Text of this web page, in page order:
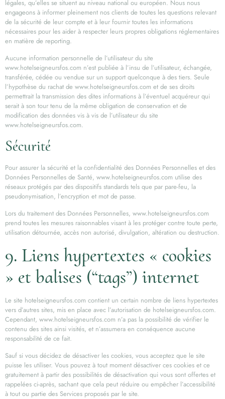
légales, qu’elles se situent au niveau national ou européen. Nous nous
engageons à informer pleinement nos clients de toutes les questions relevant
de la sécurité de leur compte et à leur fournir toutes les informations
nécessaires pour les aider à respecter leurs propres obligations réglementaires
en matière de reporting.
Aucune information personnelle de l’utilisateur du site
www.hotelseigneursfos.com n’est publiée à l’insu de l’utilisateur, échangée,
transférée, cédée ou vendue sur un support quelconque à des tiers. Seule
l’hypothèse du rachat de www.hotelseigneursfos.com et de ses droits
permettrait la transmission des dites informations à l’éventuel acquéreur qui
serait à son tour tenu de la même obligation de conservation et de
modification des données vis à vis de l’utilisateur du site
www.hotelseigneursfos.com.
Sécurité
Pour assurer la sécurité et la confidentialité des Données Personnelles et des
Données Personnelles de Santé, www.hotelseigneursfos.com utilise des
réseaux protégés par des dispositifs standards tels que par pare-feu, la
pseudonymisation, l’encryption et mot de passe.
Lors du traitement des Données Personnelles, www.hotelseigneursfos.com
prend toutes les mesures raisonnables visant à les protéger contre toute perte,
utilisation détournée, accès non autorisé, divulgation, altération ou destruction.
9. Liens hypertextes « cookies
» et balises (“tags”) internet
Le site hotelseigneursfos.com contient un certain nombre de liens hypertextes
vers d’autres sites, mis en place avec l’autorisation de hotelseigneursfos.com.
Cependant, www.hotelseigneursfos.com n’a pas la possibilité de vérifier le
contenu des sites ainsi visités, et n’assumera en conséquence aucune
responsabilité de ce fait.
Sauf si vous décidez de désactiver les cookies, vous acceptez que le site
puisse les utiliser. Vous pouvez à tout moment désactiver ces cookies et ce
gratuitement à partir des possibilités de désactivation qui vous sont offertes et
rappelées ci-après, sachant que cela peut réduire ou empêcher l’accessibilité
à tout ou partie des Services proposés par le site.